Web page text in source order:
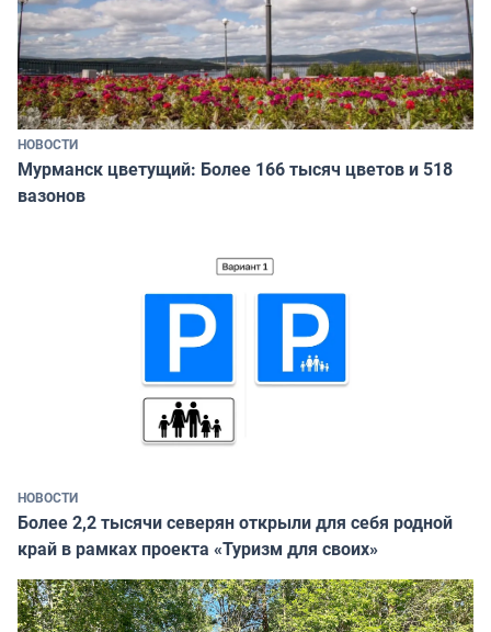
НОВОСТИ
Мурманск цветущий: Более 166 тысяч цветов и 518
вазонов
НОВОСТИ
Более 2,2 тысячи северян открыли для себя родной
край в рамках проекта «Туризм для своих»